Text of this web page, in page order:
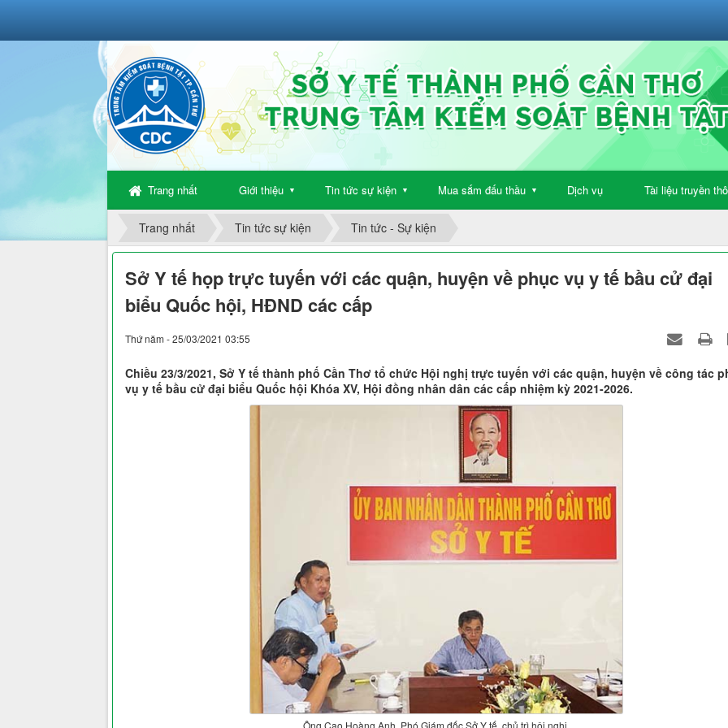
Trang nhất Giới thiệu ▼ Tin tức sự kiện ▼ Mua sắm đấu thầu ▼ Dịch vụ Tài liệu truyền
Trang nhất Tin tức sự kiện Tin tức - Sự kiện
Sở Y tế họp trực tuyến với các quận, huyện về phục vụ y tế bầu cử đại
biểu Quốc hội, HĐND các cấp
Thứ năm - 25/03/2021 03:55
Chiều 23/3/2021, Sở Y tế thành phố Cần Thơ tổ chức Hội nghị trực tuyến với các quận, huyện về công tác
vụ y tế bầu cử đại biểu Quốc hội Khóa XV, Hội đồng nhân dân các cấp nhiệm kỳ 2021-2026.